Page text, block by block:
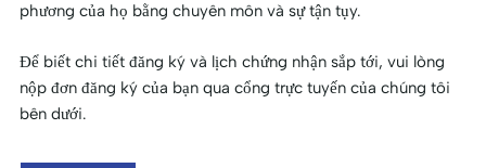
phương của họ bằng chuyên môn và sự tận tụy.
Để biết chi tiết đăng ký và lịch chứng nhận sắp tới, vui lòng
nộp đơn đăng ký của bạn qua cổng trực tuyến của chúng tôi
bên dưới.